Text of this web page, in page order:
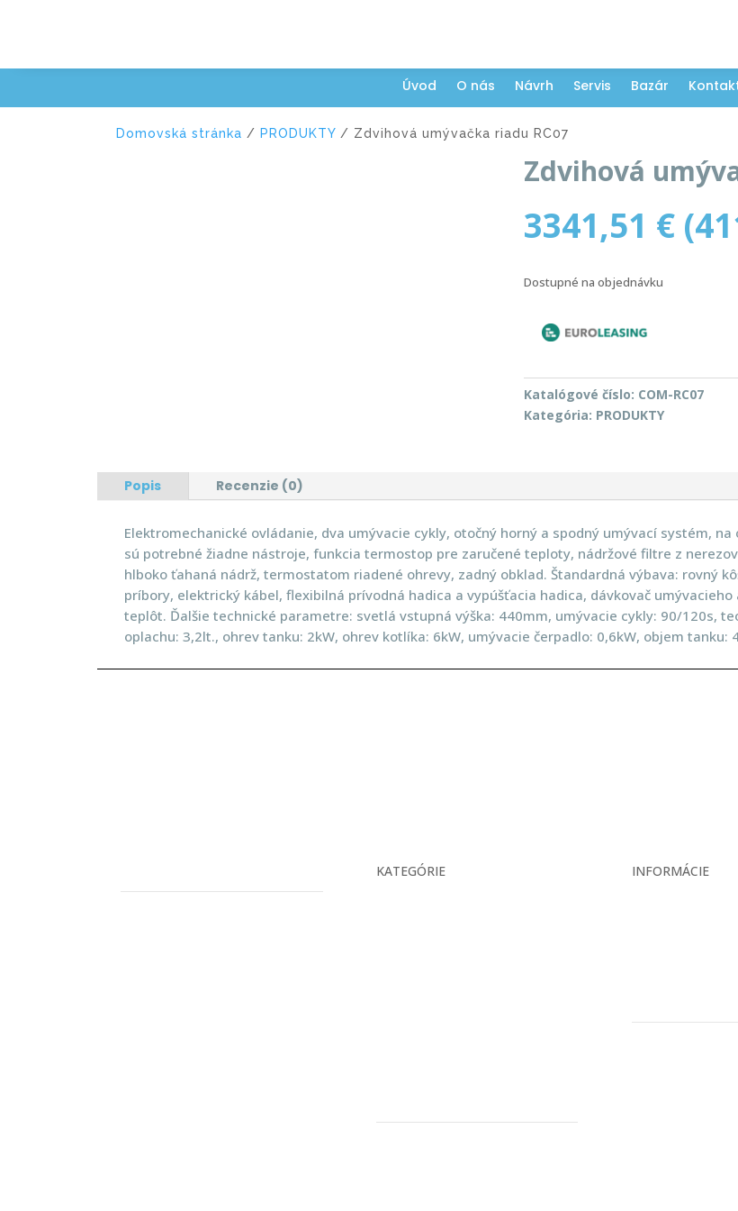
Úvod O nás Návrh Servis Bazár
Domovská stránka /PRODUKTY / Zdvihová umývačka riadu RC07
Zdvihová
3341,51 € (
Dostupné na objednávku
Katalógové číslo: COM-RC07
Kategória: PRODUKTY
Popis Recenzie (0)
Elektromechanické ovládanie, dva umývacie cykly, otočný horný a spodný umývací systém,
sú potrebné žiadne nástroje, funkcia termostop pre zaručené teploty, nádržové filtre z
hlboko ťahaná nádrž, termostatom riadené ohrevy, zadný obklad. Štandardná výbava: rovný
príbory, elektrický kábel, flexibilná prívodná hadica a vypúšťacia hadica, dávkovač
teplôt. Ďalšie technické parametre: svetlá vstupná výška: 440mm, umývacie cykly: 90/120s,
oplachu: 3,2lt., ohrev tanku: 2kW, ohrev kotlíka: 6kW, umývacie čerpadlo: 0,6kW, objem
KATEGÓRIE INFORMÁCIE